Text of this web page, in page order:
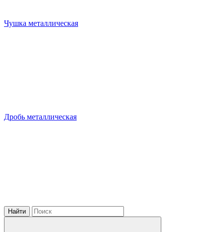
Чушка металлическая
Дробь металлическая
Найти